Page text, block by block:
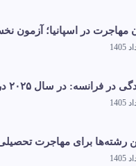
مهاجرت در اسپانیا؛ آزمون
در سال ۲۰۲۵ دریافت سند «حفاظت جانبی» برای زنان افزایش یافته است
رشته‌ها برای مهاجرت